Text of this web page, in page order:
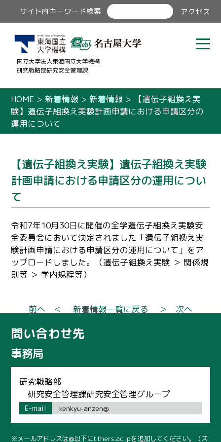
サイト内キーワード検索 アクセス
国立大学法人東海国立大学機構
研究戦略部研究安全管理課
HOME > 新着情報 > 新着情報 >
【遺伝子組換え実
験】遺伝子組換え実験計画申請における申請区分の
運用について
【遺伝子組換え実験】遺伝子組換え実験
計画申請における申請区分の運用につい
て
令和7年10月30日に開催の全学遺伝子組換え実験安
全委員会において決定されました「遺伝子組換え実
験計画申請における申請区分の運用について」をア
ップロードしました。（遺伝子組換え実験 ＞ 関係規
則等 ＞ 学内規程等）
前へ ＜ 新着情報一覧に戻る ＞ 次へ
問い合わせ先
事務局
研究戦略部
研究安全管理課研究安全管理グループ
E-mail kenkyu-anzen@
※メールアドレスは@以下にt.thers.ac.jpを追加してください。（ス